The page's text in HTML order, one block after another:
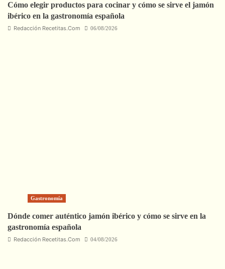
Cómo elegir productos para cocinar y cómo se sirve el jamón
ibérico en la gastronomía española
Redacción Recetitas.Com 06/08/2026
Gastronomía
Dónde comer auténtico jamón ibérico y cómo se sirve en la
gastronomía española
Redacción Recetitas.Com 04/08/2026